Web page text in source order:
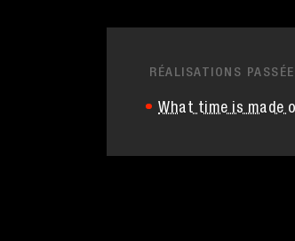
RÉALISATIONS
What time is made